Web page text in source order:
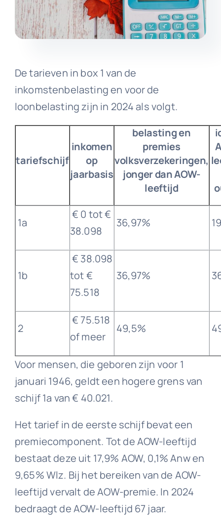
De tarieven in box 1 van de
inkomstenbelasting en voor de
loonbelasting zijn in 2024 als volgt.
tariefschijf
inkomen
op
jaarbasis
belasting en
premies
volksverzekeringen,
jonger dan AOW-
leeftijd
1a
€ 0 tot €
38.098
36,97%
1b
€ 38.098
tot €
75.518
36,97%
2
€ 75.518
of meer
49,5%
Voor mensen, die geboren zijn voor 1
januari 1946, geldt een hogere grens van
schijf 1a van € 40.021.
Het tarief in de eerste schijf bevat een
premiecomponent. Tot de AOW-leeftijd
bestaat deze uit 17,9% AOW, 0,1% Anw en
9,65% Wlz. Bij het bereiken van de AOW-
leeftijd vervalt de AOW-premie. In 2024
bedraagt de AOW-leeftijd 67 jaar.